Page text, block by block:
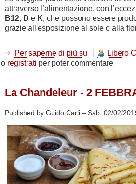
attraverso l’alimentazione, con
B12, D e K, che possono essere
grazie all'esposizione al sole o alla
Per saperne di più su
Vitamine
per
salute
Libero
o registrati per poter commentare
La Chandeleur - 2
Published by Guido Carli – Sab, 02/02/